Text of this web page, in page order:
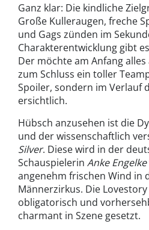
Ganz klar: Die kindliche
Große Kulleraugen, freche
und Gags zünden im
Charakterentwicklung gibt
Der möchte am Anfang
zum Schluss ein toller
Spoiler, sondern im Verlauf
ersichtlich.
Hübsch anzusehen ist die
und der wissenschaftlich
Silver. Diese wird in der
Schauspielerin Anke Engelke
angenehm frischen Wind in
Männerzirkus. Die
obligatorisch und
charmant in Szene gesetzt.